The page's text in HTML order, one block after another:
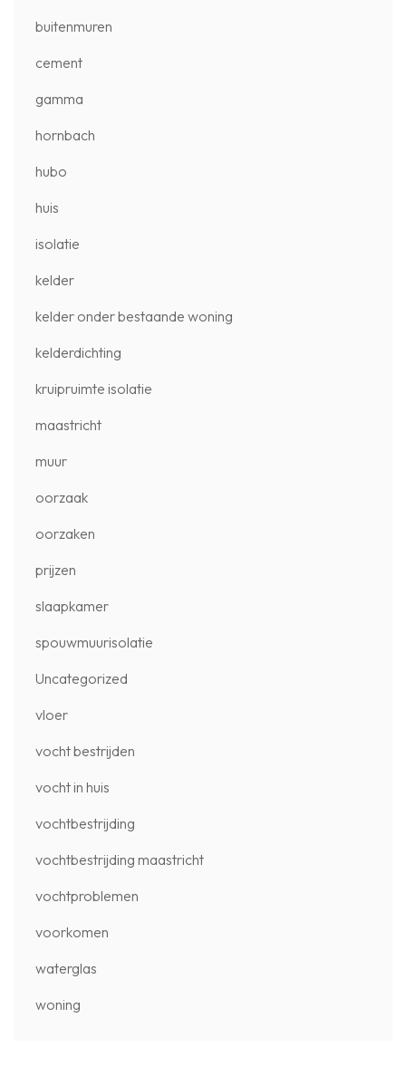
buitenmuren
cement
gamma
hornbach
hubo
huis
isolatie
kelder
kelder onder bestaande woning
kelderdichting
kruipruimte isolatie
maastricht
muur
oorzaak
oorzaken
prijzen
slaapkamer
spouwmuurisolatie
Uncategorized
vloer
vocht bestrijden
vocht in huis
vochtbestrijding
vochtbestrijding maastricht
vochtproblemen
voorkomen
waterglas
woning